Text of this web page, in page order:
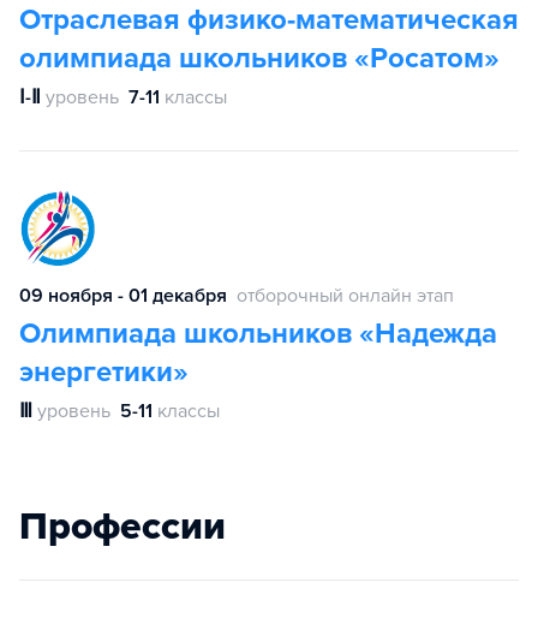
Отраслевая физико-математическая
олимпиада школьников «Росатом»
Ⅰ-Ⅱ уровень 7-11 классы
09 ноября - 01 декабря отборочный онлайн этап
Олимпиада школьников «Надежда
энергетики»
Ⅲ уровень 5-11 классы
Профессии